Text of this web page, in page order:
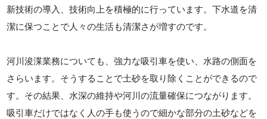
新技術の導入、技術向上を積極的に行っています。下水道を清
潔に保つことで人々の生活も清潔さが増すのです。
河川浚渫業務についても、強力な吸引車を使い、水路の側面を
さらいます。そうすることで土砂を取り除くことができるので
す。その結果、水深の維持や河川の流量確保につながります。
吸引車だけではなく人の手も使うので細かな部分の土砂などを